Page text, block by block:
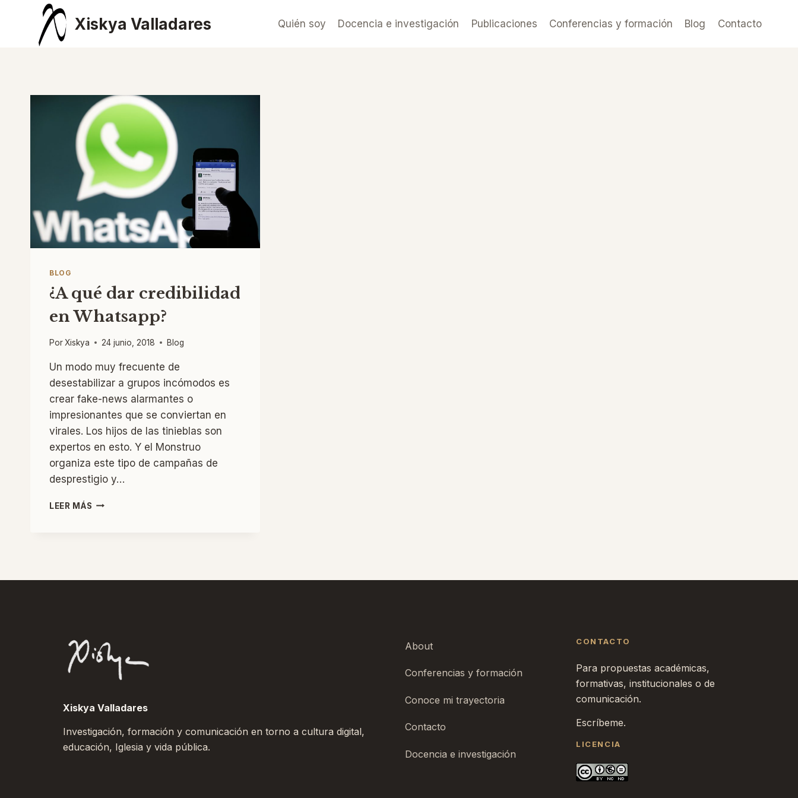
contenido
Xiskya Valladares Quién soy Docencia e investigación Publicaciones Conferencias y formación Blog Contacto
BLOG
¿A qué dar credibilidad
en Whatsapp?
PorXiskya 24 junio, 2018 Blog
Un modo muy frecuente de
desestabilizar a grupos incómodos es
crear fake-news alarmantes o
impresionantes que se conviertan en
virales. Los hijos de las tinieblas son
expertos en esto. Y el Monstruo
organiza este tipo de campañas de
desprestigio y…
LEER MÁS ¿A
Xiskya Valladares
Investigación, formación y comunicación en torno a cultura digital,
educación, Iglesia y vida pública.
About
Conferencias y formación
Conoce mi trayectoria
Contacto
Docencia e investigación
CONTACTO
Para propuestas académicas,
formativas, institucionales o de
comunicación.
Escríbeme.
LICENCIA